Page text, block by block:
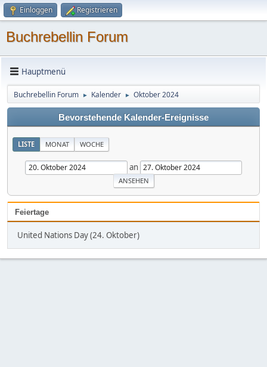
Einloggen Registrieren
Buchrebellin Forum
Hauptmenü
Buchrebellin Forum ► Kalender ► Oktober 2024
Bevorstehende Kalender-Ereignisse
LISTE MONAT WOCHE
an
Feiertage
United Nations Day (24. Oktober)